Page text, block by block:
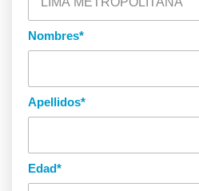
Nombres*
Apellidos*
Edad*